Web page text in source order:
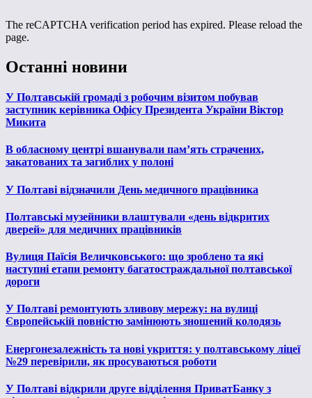
The reCAPTCHA verification period has expired. Please reload the
page.
Останні новини
У Полтавській громаді з робочим візитом побував
заступник керівника Офісу Президента України Віктор
Микита
В обласному центрі вшанували пам’ять страчених,
закатованих та загиблих у полоні
У Полтаві відзначили День медичного працівника
Полтавські музейники влаштували «день відкритих
дверей» для медичних працівників
Вулиця Паїсія Величковського: що зроблено та які
наступні етапи ремонту багатостраждальної полтавської
дороги
У Полтаві ремонтують зливову мережу: на вулиці
Європейській повністю замінюють зношений колодязь
Енергонезалежність та нові укриття: у полтавському ліцеї
№29 перевірили, як просуваються роботи
У Полтаві відкрили друге відділення ПриватБанку з